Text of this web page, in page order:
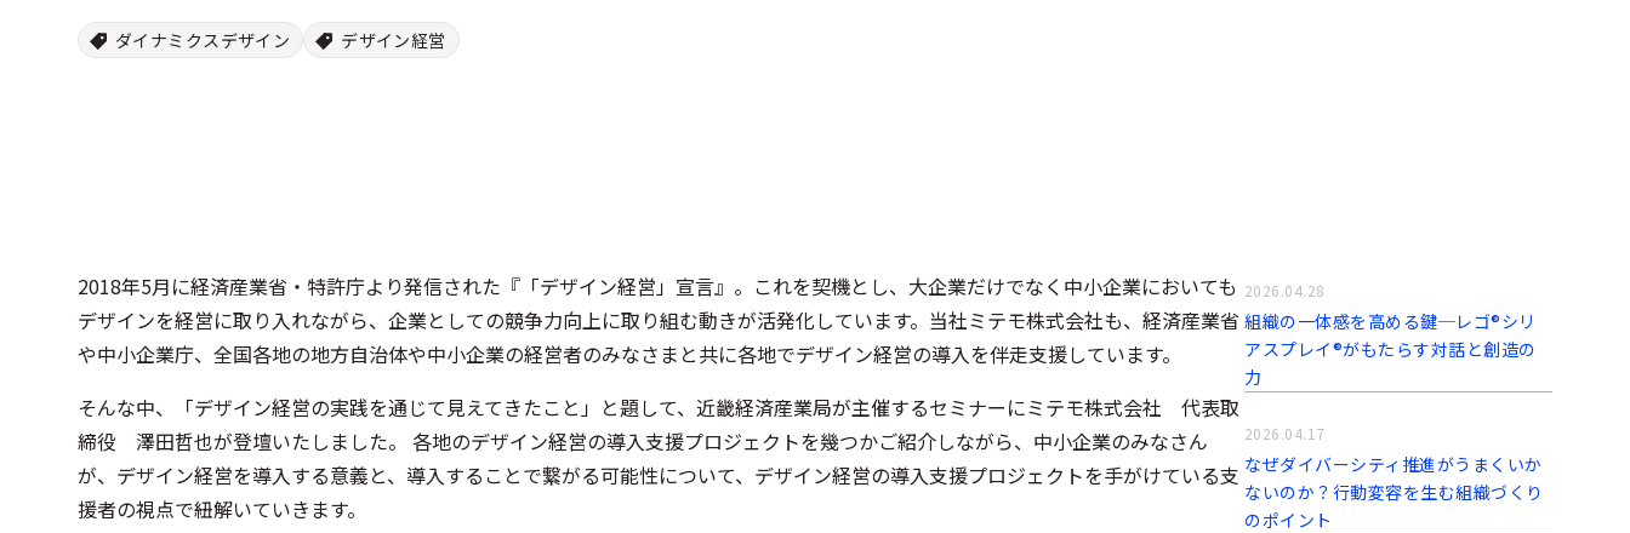
ダイナミクスデザイン デザイン経営
2018年5月に経済産業省・特許庁より発信された『「デザイン経営」宣言』。これを契機とし、大企業だけでなく中小企業においても
デザインを経営に取り入れながら、企業としての競争力向上に取り組む動きが活発化しています。当社ミテモ株式会社も、経済産業省
や中小企業庁、全国各地の地方自治体や中小企業の経営者のみなさまと共に各地でデザイン経営の導入を伴走支援しています。
そんな中、「デザイン経営の実践を通じて見えてきたこと」と題して、近畿経済産業局が主催するセミナーにミテモ株式会社 代表取
締役 澤田哲也が登壇いたしました。 各地のデザイン経営の導入支援プロジェクトを幾つかご紹介しながら、中小企業のみなさん
が、デザイン経営を導入する意義と、導入することで繋がる可能性について、デザイン経営の導入支援プロジェクトを手がけている支
援者の視点で紐解いていきます。
組織の一体感を高める鍵─レゴ®シリ
アスプレイ®がもたらす対話と創造の
力
2026.04.28
なぜダイバーシティ推進がうまくいか
ないのか？行動変容を生む組織づくり
のポイント
2026.04.17